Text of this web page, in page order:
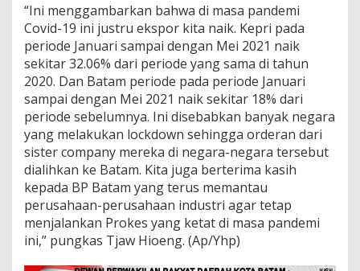
“Ini menggambarkan bahwa di masa pandemi
Covid-19 ini justru ekspor kita naik. Kepri pada
periode Januari sampai dengan Mei 2021 naik
sekitar 32.06% dari periode yang sama di tahun
2020. Dan Batam periode pada periode Januari
sampai dengan Mei 2021 naik sekitar 18% dari
periode sebelumnya. Ini disebabkan banyak negara
yang melakukan lockdown sehingga orderan dari
sister company mereka di negara-negara tersebut
dialihkan ke Batam. Kita juga berterima kasih
kepada BP Batam yang terus memantau
perusahaan-perusahaan industri agar tetap
menjalankan Prokes yang ketat di masa pandemi
ini,” pungkas Tjaw Hioeng. (Ap/Yhp)